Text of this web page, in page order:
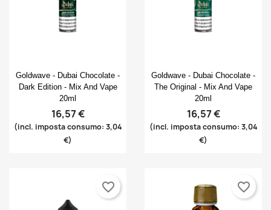
Anteprima
Goldwave - Dubai Chocolate -
Dark Edition - Mix And Vape
20ml
16,57 €
(incl. imposta consumo: 3,04
€)
Anteprima
Goldwave - Dubai Chocolate -
The Original - Mix And Vape
20ml
16,57 €
(incl. imposta consumo: 3,04
€)
favorite_border favorite_border